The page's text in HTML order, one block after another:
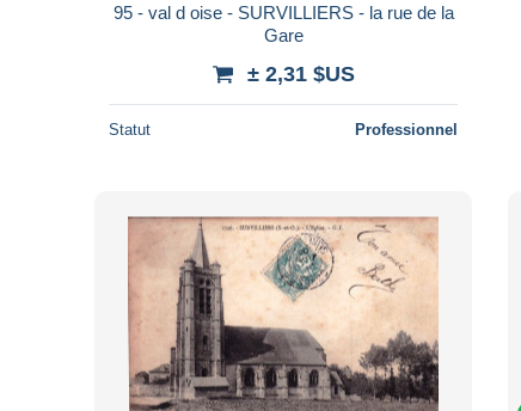
95 - val d oise - SURVILLIERS - la rue de la
Gare
± 2,31 $US
Statut Professionnel